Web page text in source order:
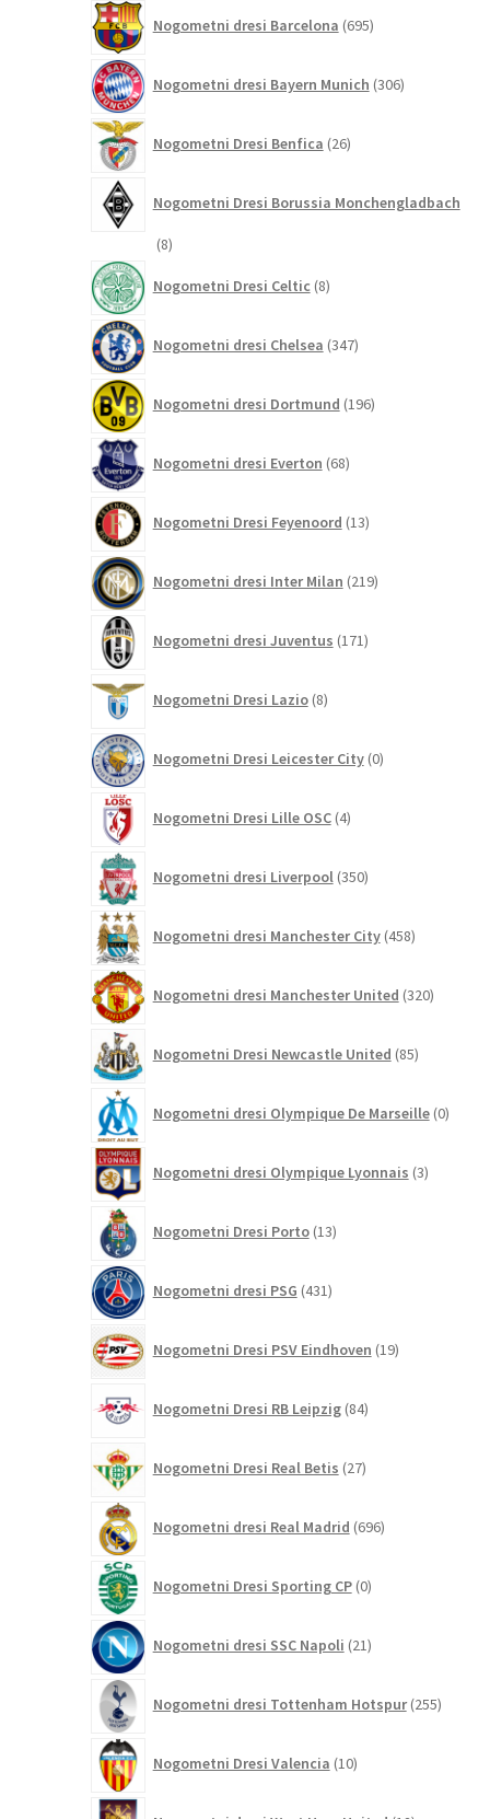
Nogometni dresi Barcelona 695izdelkov
Nogometni dresi Bayern Munich 306izdelkov
Nogometni Dresi Benfica 26izdelkov
Nogometni Dresi Borussia Monchengladbach
88
Nogometni Dresi Celtic 8izdelkov
Nogometni dresi Chelsea 347izdelkov
Nogometni dresi Dortmund 196izdelkov
Nogometni dresi Everton 68izdelkov
Nogometni Dresi Feyenoord 13izdelkov
Nogometni dresi Inter Milan 219izdelkov
Nogometni dresi Juventus 171izdelkov
Nogometni Dresi Lazio 8izdelkov
Nogometni Dresi Leicester City 0izdelkov
Nogometni Dresi Lille OSC 4izdelki
Nogometni dresi Liverpool 350izdelkov
Nogometni dresi Manchester City 458izdelkov
Nogometni dresi Manchester United 320izdelkov
Nogometni Dresi Newcastle United 85izdelkov
Nogometni dresi Olympique De Marseille 0
Nogometni dresi Olympique Lyonnais 3izdelki
Nogometni Dresi Porto 13izdelkov
Nogometni dresi PSG 431izdelkov
Nogometni Dresi PSV Eindhoven 19izdelkov
Nogometni Dresi RB Leipzig 84izdelkov
Nogometni Dresi Real Betis 27izdelkov
Nogometni dresi Real Madrid 696izdelkov
Nogometni Dresi Sporting CP 0izdelkov
Nogometni dresi SSC Napoli 21izdelkov
Nogometni dresi Tottenham Hotspur 255
Nogometni Dresi Valencia 10izdelkov